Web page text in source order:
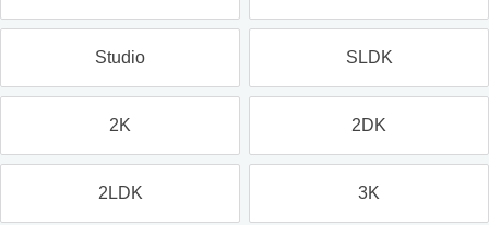
Studio SLDK
2K 2DK
2LDK 3K